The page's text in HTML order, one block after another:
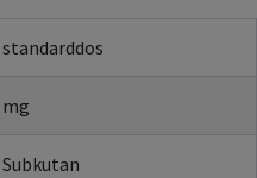
standarddos
mg
Subkutan